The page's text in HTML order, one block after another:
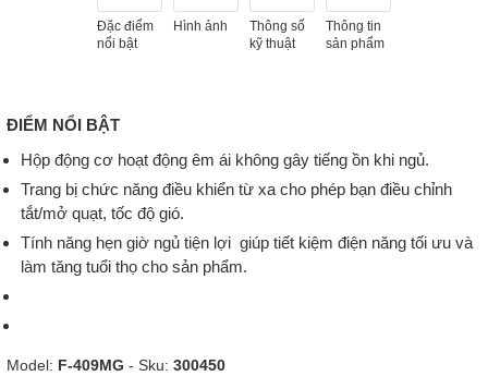
Đặc điểm
nổi bật
Hình ảnh
Thông số
kỹ thuật
Thông tin
sản phẩm
ĐIỂM NỔI BẬT
Hộp động cơ hoạt động êm ái không gây tiếng ồn khi ngủ.
Trang bị chức năng điều khiển từ xa cho phép bạn điều chỉnh
tắt/mở quạt, tốc độ gió.
Tính năng hẹn giờ ngủ tiện lợi giúp tiết kiệm điện năng tối ưu và
làm tăng tuổi thọ cho sản phẩm.
Model: F-409MG - Sku: 300450